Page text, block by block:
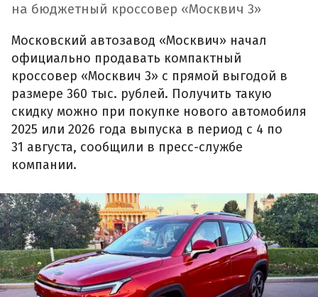
на бюджетный кроссовер «Москвич 3»
Московский автозавод «Москвич» начал
официально продавать компактный
кроссовер «Москвич 3» с прямой выгодой в
размере 360 тыс. рублей. Получить такую
скидку можно при покупке нового автомобиля
2025 или 2026 года выпуска в период с 4 по
31 августа, сообщили в пресс-службе
компании.